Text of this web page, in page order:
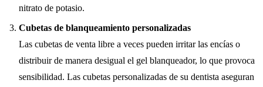
nitrato de potasio.
Cubetas de blanqueamiento personalizadas
Las cubetas de venta libre a veces pueden irritar las encías o
distribuir de manera desigual el gel blanqueador, lo que provoca
sensibilidad. Las cubetas personalizadas de su dentista aseguran